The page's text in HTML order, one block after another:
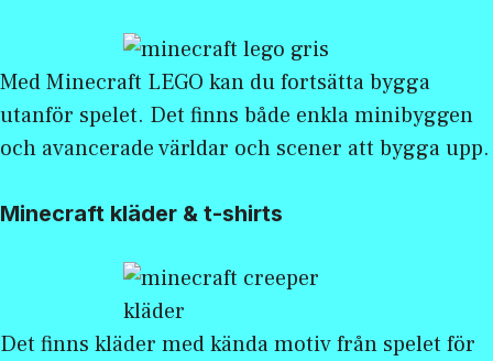
MedMinecraft LEGO kan du fortsätta bygga
utanför spelet. Det finns både enkla minibyggen
och avancerade världar och scener att bygga upp.
Minecraft kläder & t-shirts
Det finns kläder med kända motiv från spelet för